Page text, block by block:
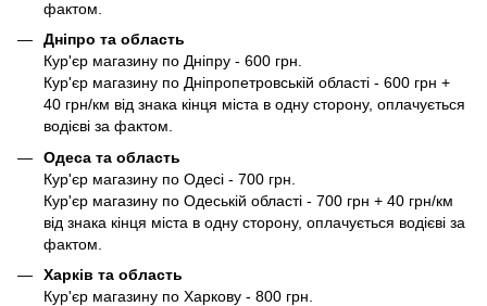
фактом.
Дніпро та область
Кур'єр магазину по Дніпру - 600 грн.
Кур'єр магазину по Дніпропетровській області - 600 грн +
40 грн/км від знака кінця міста в одну сторону, оплачується
водієві за фактом.
Одеса та область
Кур'єр магазину по Одесі - 700 грн.
Кур'єр магазину по Одеській області - 700 грн + 40 грн/км
від знака кінця міста в одну сторону, оплачується водієві за
фактом.
Харків та область
Кур'єр магазину по Харкову - 800 грн.